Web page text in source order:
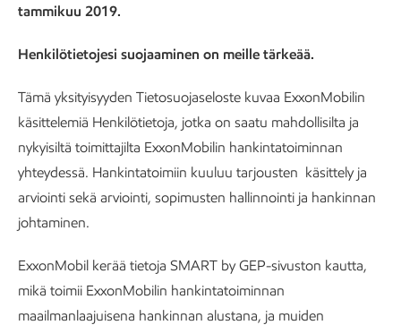
tammikuu 2019.
Henkilötietojesi suojaaminen on meille tärkeää.
Tämä yksityisyyden Tietosuojaseloste kuvaa ExxonMobilin
käsittelemiä Henkilötietoja, jotka on saatu mahdollisilta ja
nykyisiltä toimittajilta ExxonMobilin hankintatoiminnan
yhteydessä. Hankintatoimiin kuuluu tarjousten käsittely ja
arviointi sekä arviointi, sopimusten hallinnointi ja hankinnan
johtaminen.
ExxonMobil kerää tietoja SMART by GEP-sivuston kautta,
mikä toimii ExxonMobilin hankintatoiminnan
maailmanlaajuisena hankinnan alustana, ja muiden